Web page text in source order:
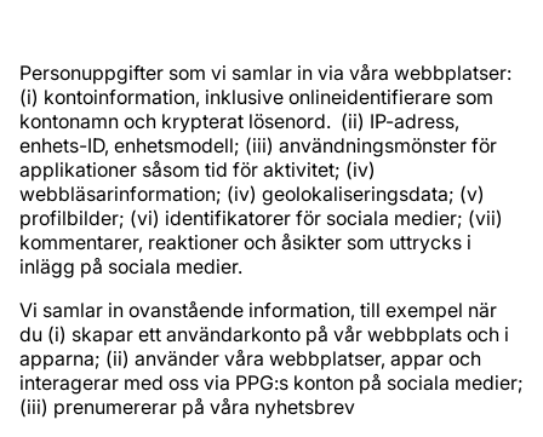
Personuppgifter som vi samlar in via våra webbplatser:
(i) kontoinformation, inklusive onlineidentifierare som
kontonamn och krypterat lösenord. (ii) IP-adress,
enhets-ID, enhetsmodell; (iii) användningsmönster för
applikationer såsom tid för aktivitet; (iv)
webbläsarinformation; (iv) geolokaliseringsdata; (v)
profilbilder; (vi) identifikatorer för sociala medier; (vii)
kommentarer, reaktioner och åsikter som uttrycks i
inlägg på sociala medier.
Vi samlar in ovanstående information, till exempel när
du (i) skapar ett användarkonto på vår webbplats och i
apparna; (ii) använder våra webbplatser, appar och
interagerar med oss via PPG:s konton på sociala medier;
(iii) prenumererar på våra nyhetsbrev